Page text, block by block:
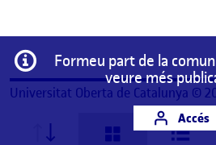
Informació
Formeu part de la
veure més
Accés
Universitat Oberta de Catalunya ©